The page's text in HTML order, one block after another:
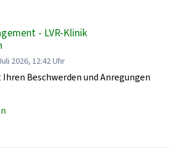
- LVR-Klinik
2026, 12:42 Uhr
Beschwerden und Anregungen